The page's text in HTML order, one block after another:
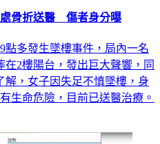
骨折送醫 傷者身分曝
點多發生墜樓事件，局內一名
2樓陽台，發出巨大聲響，同
解，女子因失足不慎墜樓，身
生命危險，目前已送醫治療。